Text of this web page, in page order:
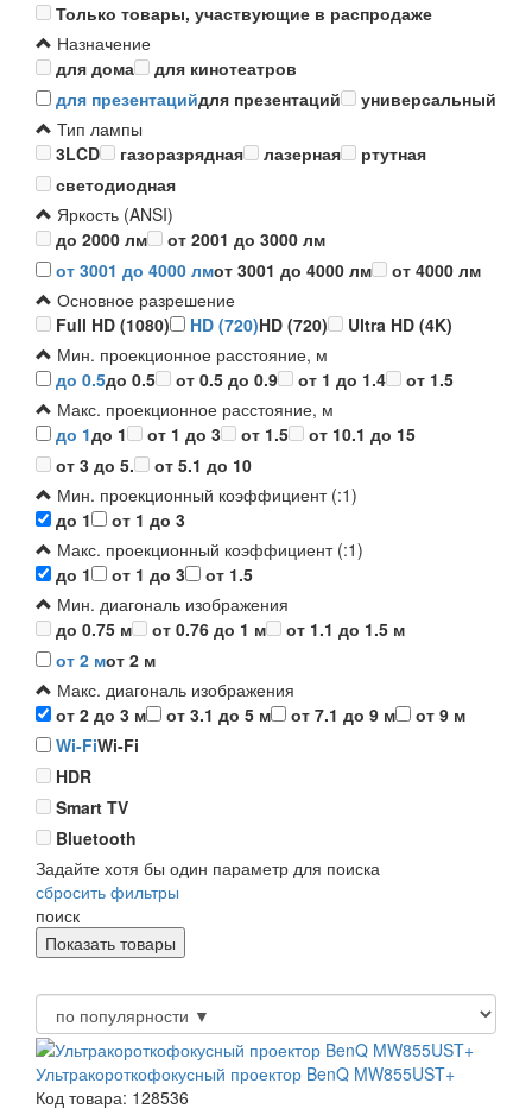
Только товары, участвующие в распродаже
Назначение
для дома
для кинотеатров
для презентацийдля презентаций
универсальный
Тип лампы
3LCD
газоразрядная лазерная
ртутная
светодиодная
Яркость (ANSI)
до 2000 лм
от 2001 до 3000 лм
от 3001 до 4000 лмот 3001 до 4000 лм
от 4000 лм
Основное разрешение
Full HD (1080)
HD (720)HD (720)
Ultra HD (4K)
Мин. проекционное расстояние, м
до 0.5до 0.5 от 0.5 до 0.9 от 1 до 1.4
от 1.5
Макс. проекционное расстояние, м
до 1до 1 от 1 до 3 от 1.5
от 10.1 до 15
от 3 до 5.
от 5.1 до 10
Мин. проекционный коэффициент (:1)
до 1
от 1 до 3
Макс. проекционный коэффициент (:1)
до 1
от 1 до 3
от 1.5
Мин. диагональ изображения
до 0.75 м
от 0.76 до 1 м
от 1.1 до 1.5 м
от 2 мот 2 м
Макс. диагональ изображения
от 2 до 3 м
от 3.1 до 5 м от 7.1 до 9 м
от 9 м
Wi-FiWi-Fi
HDR
Smart TV
Bluetooth
Задайте хотя бы один параметр для поиска
сбросить фильтры
поиск
Ультракороткофокусный проектор BenQ MW855UST+
Код товара: 128536